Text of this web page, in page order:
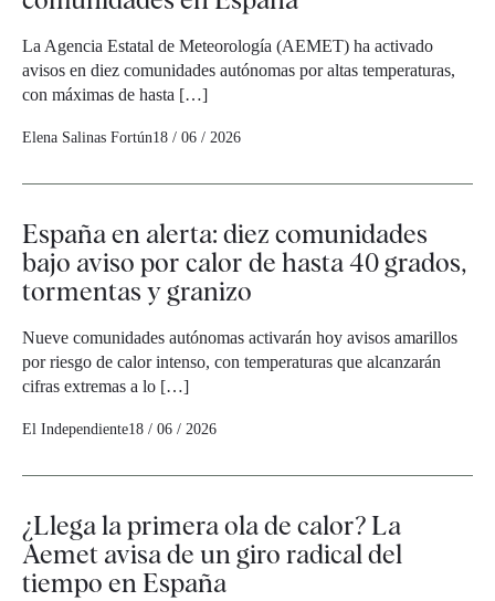
La Agencia Estatal de Meteorología (AEMET) ha activado
avisos en diez comunidades autónomas por altas temperaturas,
con máximas de hasta […]
Elena Salinas Fortún18 / 06 / 2026
España en alerta: diez comunidades
bajo aviso por calor de hasta 40 grados,
tormentas y granizo
Nueve comunidades autónomas activarán hoy avisos amarillos
por riesgo de calor intenso, con temperaturas que alcanzarán
cifras extremas a lo […]
El Independiente18 / 06 / 2026
¿Llega la primera ola de calor? La
Aemet avisa de un giro radical del
tiempo en España